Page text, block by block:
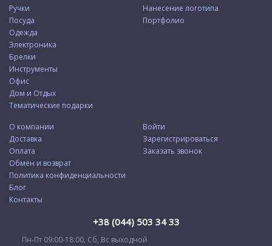
Ручки
Посуда
Одежда
Электроника
Брелки
Инструменты
Офис
Дом и Отдых
Тематические подарки
Нанесение логотипа
Портфолио
О компании
Доставка
Оплата
Обмен и возврат
Политика конфиденциальности
Блог
Контакты
Войти
Зарегистрироваться
Заказать звонок
+38 (044) 503 34 33
Пн-Пт 09:00-18:00, Сб, Вс выходной